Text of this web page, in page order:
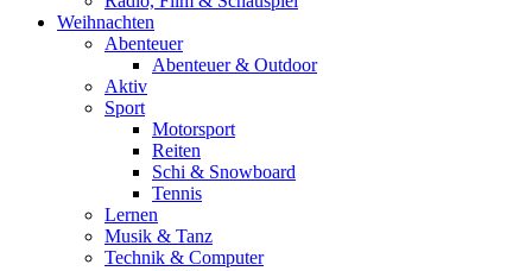
Weihnachten
Abenteuer
Abenteuer & Outdoor
Aktiv
Sport
Motorsport
Reiten
Schi & Snowboard
Tennis
Lernen
Musik & Tanz
Technik & Computer